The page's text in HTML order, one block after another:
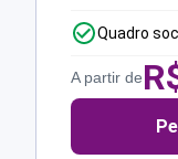
Quadro
A partir de